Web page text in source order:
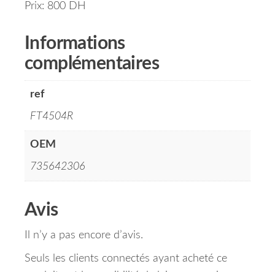
Prix: 800 DH
Informations
complémentaires
ref
FT4504R
OEM
735642306
Avis
Il n’y a pas encore d’avis.
Seuls les clients connectés ayant acheté ce